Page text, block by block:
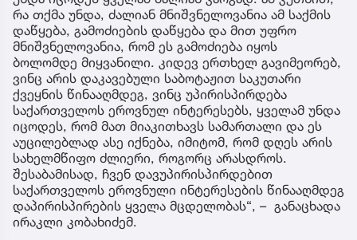
რა თქმა უნდა, ძალიან მნიშვნელოვანია ამ საქმის
დაწყება, გამოძიების დაწყება და მით უფრო
მნიშვნელოვანია, რომ ეს გამოძიება იყოს
ბოლომდე მიყვანილი. კიდევ ერთხელ გავიმეორებ,
ვინც არის დაკავებული საბოტაჟით საკუთარი
ქვეყნის წინააღმდეგ, ვინც უპირისპირდება
საქართველოს ეროვნულ ინტერესებს, ყველამ უნდა
იცოდეს, რომ მათ მიაკითხავს სამართალი და ეს
აუცილებლად ასე იქნება, იმიტომ, რომ დღეს არის
სახელმწიფო ძლიერი, როგორც არასდროს.
შესაბამისად, ჩვენ დავუპირისპირდებით
საქართველოს ეროვნული ინტერესების წინააღმდეგ
დაპირისპირების ყველა მცდელობას“, – განაცხადა
ირაკლი კობახიძემ.